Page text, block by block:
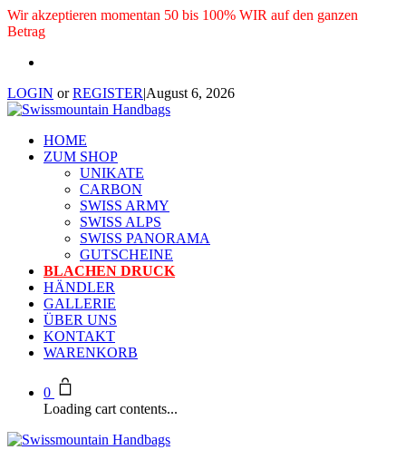
Wir akzeptieren momentan 50 bis 100% WIR auf den ganzen
Betrag
LOGIN orREGISTER|August 6, 2026
HOME
ZUM SHOP
UNIKATE
CARBON
SWISS ARMY
SWISS ALPS
SWISS PANORAMA
GUTSCHEINE
BLACHEN DRUCK
HÄNDLER
GALLERIE
ÜBER UNS
KONTAKT
WARENKORB
0
Loading cart contents...